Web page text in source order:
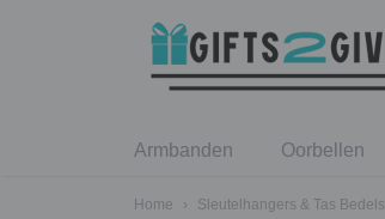
Armbanden Oorbellen
Home › Sleutelhangers & Tas Bedels